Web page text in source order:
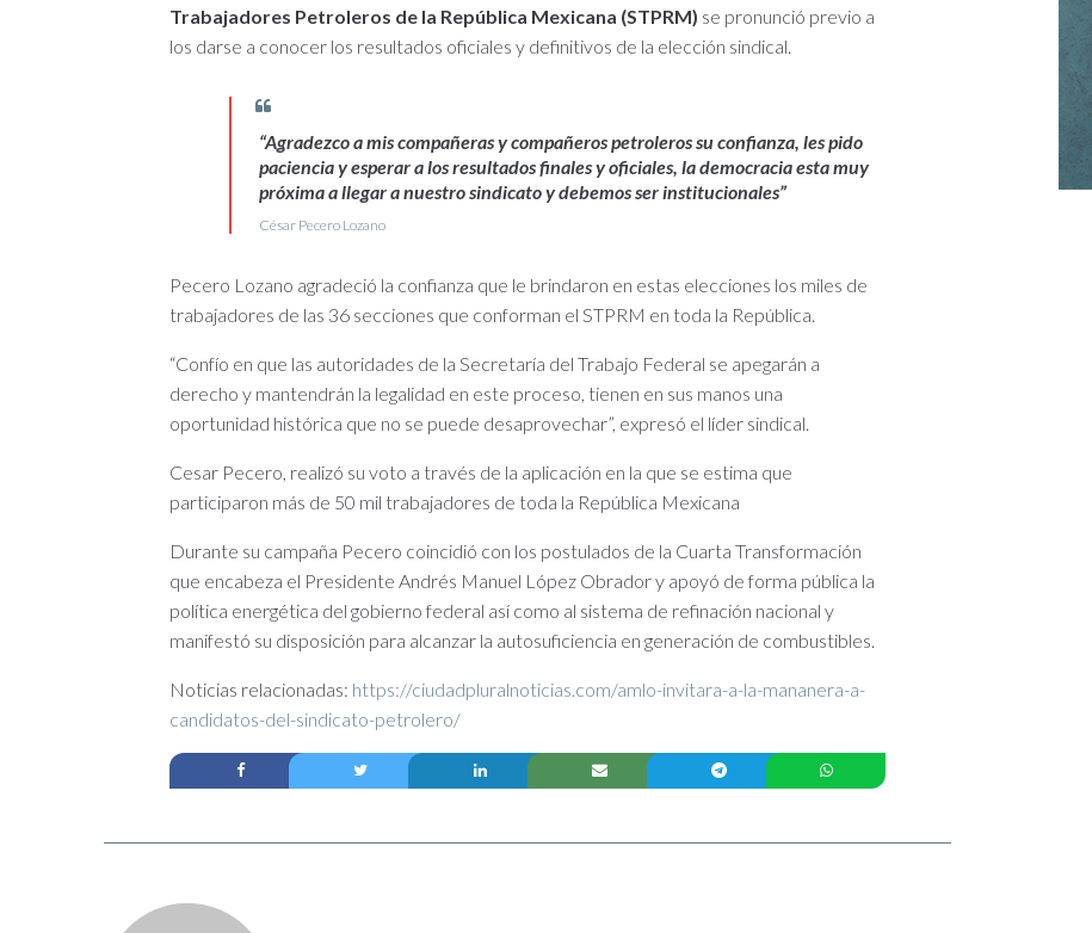
Trabajadores Petroleros de la República Mexicana (STPRM) se pronunció previo a
los darse a conocer los resultados oficiales y definitivos de la elección sindical.
“Agradezco a mis compañeras y compañeros petroleros su confianza, les pido
paciencia y esperar a los resultados finales y oficiales, la democracia esta muy
próxima a llegar a nuestro sindicato y debemos ser institucionales”
César Pecero Lozano
Pecero Lozano agradeció la confianza que le brindaron en estas elecciones los miles de
trabajadores de las 36 secciones que conforman el STPRM en toda la República.
“Confío en que las autoridades de la Secretaría del Trabajo Federal se apegarán a
derecho y mantendrán la legalidad en este proceso, tienen en sus manos una
oportunidad histórica que no se puede desaprovechar”, expresó el líder sindical.
Cesar Pecero, realizó su voto a través de la aplicación en la que se estima que
participaron más de 50 mil trabajadores de toda la República Mexicana
Durante su campaña Pecero coincidió con los postulados de la Cuarta Transformación
que encabeza el Presidente Andrés Manuel López Obrador y apoyó de forma pública la
política energética del gobierno federal así como al sistema de refinación nacional y
manifestó su disposición para alcanzar la autosuficiencia en generación de combustibles.
Noticias relacionadas: https://ciudadpluralnoticias.com/amlo-invitara-a-la-mananera-a-
candidatos-del-sindicato-petrolero/